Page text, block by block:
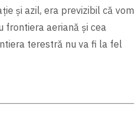
şi azil, era previzibil că vom
frontiera aeriană şi cea
terestră nu va fi la fel